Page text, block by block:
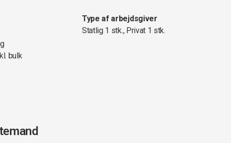
bulk
Type af arbejdsgiver
Statlig 1 stk., Privat 1 stk.